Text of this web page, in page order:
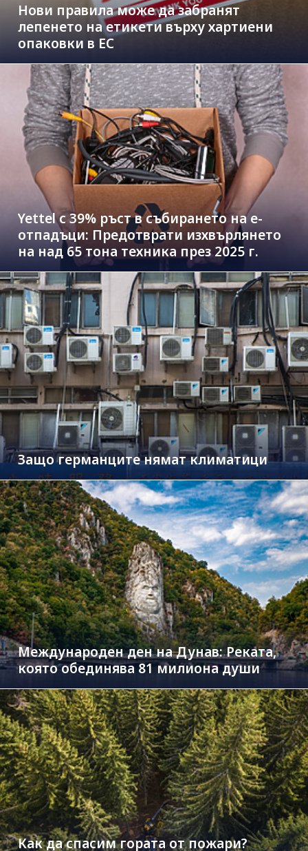
Нови правила може да забранят
лепенето на етикети върху хартиени
опаковки в ЕС
Yettel с 39% ръст в събирането на е-
отпадъци: Предотврати изхвърлянето
на над 65 тона техника през 2025 г.
Защо германците нямат климатици
Международен ден на Дунав: Реката,
която обединява 81 милиона души
Как да спасим гората от пожари?